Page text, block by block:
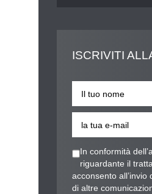
ISCRIVITI
In conformità
riguardante il
acconsento
di altre